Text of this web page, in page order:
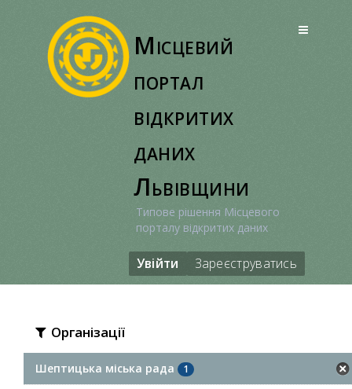
Місцевий
портал
відкритих
даних
Львівщини
Типове рішення Місцевого
порталу відкритих даних
Увійти Зареєструватись
Організації
Шептицька міська рада 1